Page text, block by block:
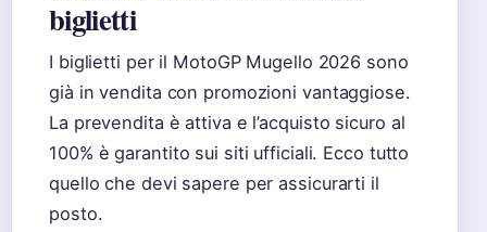
biglietti
I biglietti per il MotoGP Mugello 2026 sono
già in vendita con promozioni vantaggiose.
La prevendita è attiva e l’acquisto sicuro al
100% è garantito sui siti ufficiali. Ecco tutto
quello che devi sapere per assicurarti il
posto.